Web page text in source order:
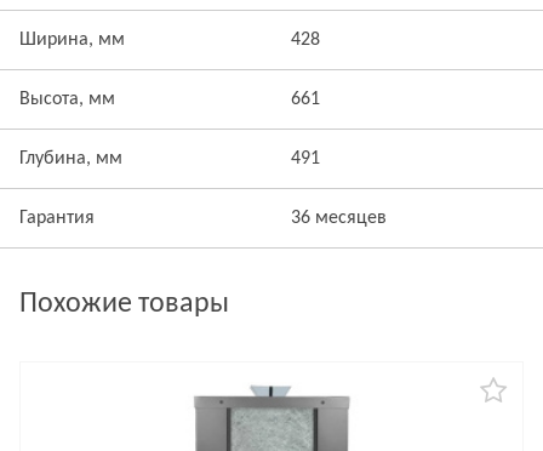
Ширина, мм 428
Высота, мм 661
Глубина, мм 491
Гарантия 36 месяцев
Похожие товары